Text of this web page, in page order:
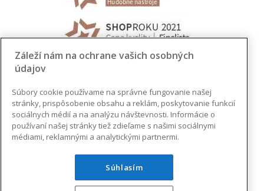
Záleží nám na ochrane vašich osobných
údajov
Súbory cookie používame na správne fungovanie našej
stránky, prispôsobenie obsahu a reklám, poskytovanie funkcií
sociálnych médií a na analýzu návštevnosti. Informácie o
používaní našej stránky tiež zdieľame s našimi sociálnymi
médiami, reklamnými a analytickými partnermi.
Súhlasím